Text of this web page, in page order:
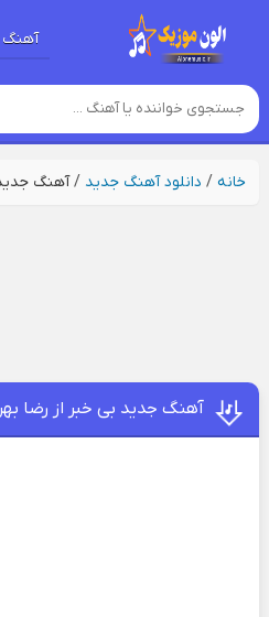
خانه/ دانلود آهنگ جدید /آهنگ
آهنگ جدید بی خبر از رضا